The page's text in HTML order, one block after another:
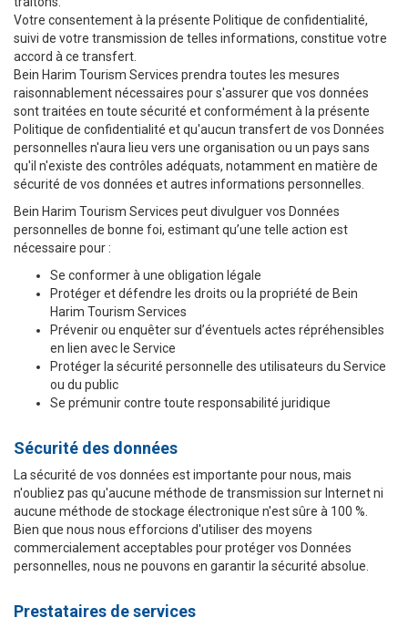
Votre consentement à la présente Politique de confidentialité,
suivi de votre transmission de telles informations, constitue votre
accord à ce transfert.
Bein Harim Tourism Services prendra toutes les mesures
raisonnablement nécessaires pour s'assurer que vos données
sont traitées en toute sécurité et conformément à la présente
Politique de confidentialité et qu'aucun transfert de vos Données
personnelles n'aura lieu vers une organisation ou un pays sans
qu'il n'existe des contrôles adéquats, notamment en matière de
sécurité de vos données et autres informations personnelles.
Bein Harim Tourism Services peut divulguer vos Données
personnelles de bonne foi, estimant qu’une telle action est
nécessaire pour :
Se conformer à une obligation légale
Protéger et défendre les droits ou la propriété de Bein
Harim Tourism Services
Prévenir ou enquêter sur d’éventuels actes répréhensibles
en lien avec le Service
Protéger la sécurité personnelle des utilisateurs du Service
ou du public
Se prémunir contre toute responsabilité juridique
Sécurité des données
La sécurité de vos données est importante pour nous, mais
n'oubliez pas qu'aucune méthode de transmission sur Internet ni
aucune méthode de stockage électronique n'est sûre à 100 %.
Bien que nous nous efforcions d'utiliser des moyens
commercialement acceptables pour protéger vos Données
personnelles, nous ne pouvons en garantir la sécurité absolue.
Prestataires de services